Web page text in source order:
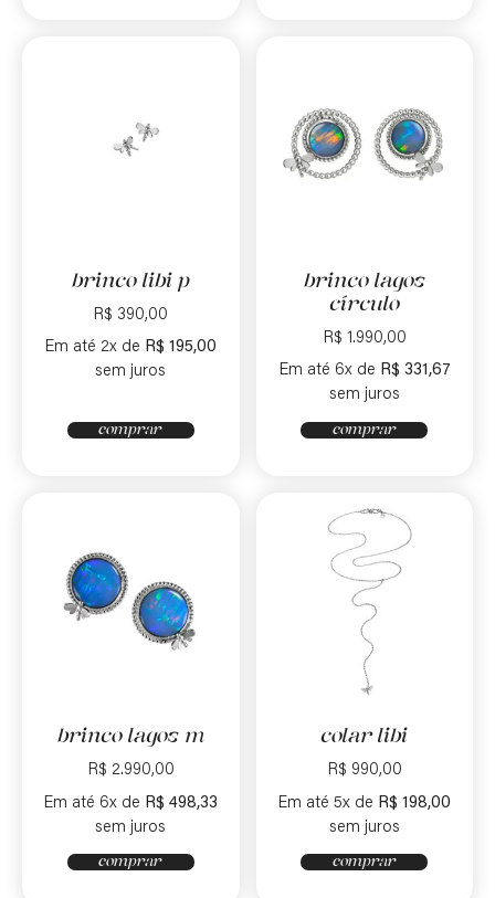
brinco libi p
R$ 390,00
Em até 2x de R$ 195,00
sem juros
comprar
brinco lagos
círculo
R$ 1.990,00
Em até 6x de R$ 331,67
sem juros
comprar
brinco lagos m
R$ 2.990,00
Em até 6x de R$ 498,33
sem juros
comprar
colar libi
R$ 990,00
Em até 5x de R$ 198,00
sem juros
comprar